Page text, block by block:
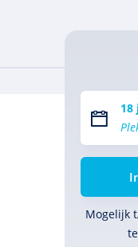
18
Mogelijk